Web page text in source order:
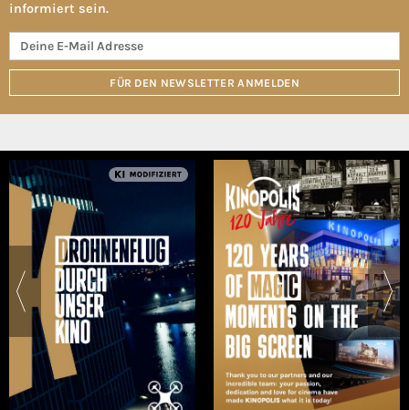
informiert sein.
FÜR DEN NEWSLETTER ANMELDEN